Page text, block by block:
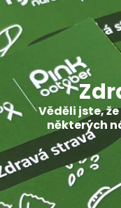
Věděli jste,
některých